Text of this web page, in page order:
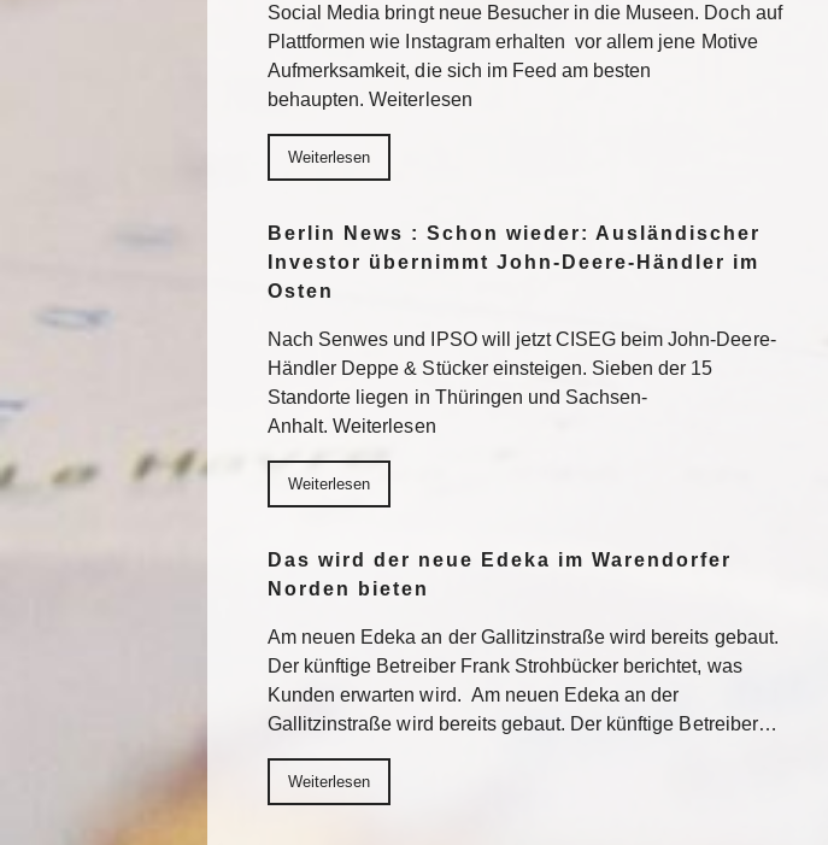
Social Media bringt neue Besucher in die Museen. Doch auf
Plattformen wie Instagram erhalten vor allem jene Motive
Aufmerksamkeit, die sich im Feed am besten
behaupten. Weiterlesen
Weiterlesen
Berlin News : Schon wieder: Ausländischer
Investor übernimmt John-Deere-Händler im
Osten
Nach Senwes und IPSO will jetzt CISEG beim John-Deere-
Händler Deppe & Stücker einsteigen. Sieben der 15
Standorte liegen in Thüringen und Sachsen-
Anhalt. Weiterlesen
Weiterlesen
Das wird der neue Edeka im Warendorfer
Norden bieten
Am neuen Edeka an der Gallitzinstraße wird bereits gebaut.
Der künftige Betreiber Frank Strohbücker berichtet, was
Kunden erwarten wird. Am neuen Edeka an der
Gallitzinstraße wird bereits gebaut. Der künftige Betreiber…
Weiterlesen